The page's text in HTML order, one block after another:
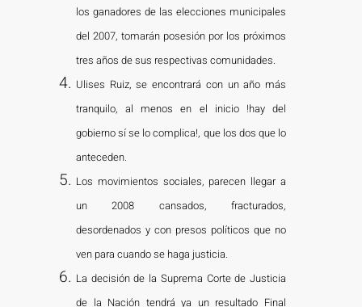
los ganadores de las elecciones municipales
del 2007, tomarán posesión por los próximos
tres años de sus respectivas comunidades.
Ulises Ruiz, se encontrará con un año más
tranquilo, al menos en el inicio !hay del
gobierno sí se lo complica!, que los dos que lo
anteceden.
Los movimientos sociales, parecen llegar a
un 2008 cansados, fracturados,
desordenados y con presos políticos que no
ven para cuando se haga justicia.
La decisión de la Suprema Corte de Justicia
de la Nación tendrá ya un resultado Final